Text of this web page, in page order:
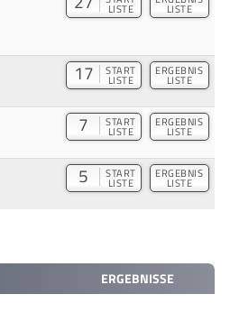
LISTE LISTE
17 START
LISTE
ERGEBNIS
LISTE
7 START
LISTE
ERGEBNIS
LISTE
5 START
LISTE
ERGEBNIS
LISTE
ERGEBNISSE